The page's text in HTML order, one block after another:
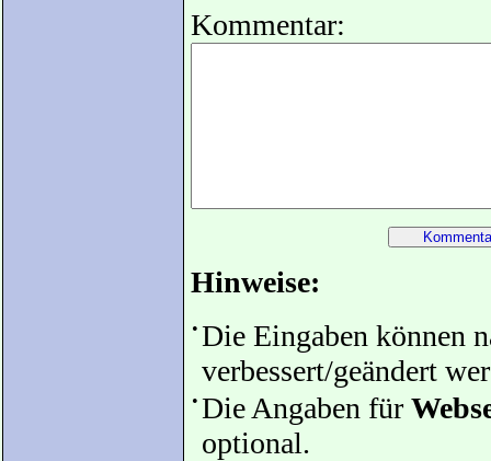
Kommentar:
Hinweise:
• Die Eingaben können
verbessert/geändert
• Die Angaben für
optional.